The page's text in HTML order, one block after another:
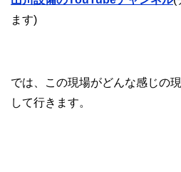
ます)
では、この現場がどんな感じの
して行きます。